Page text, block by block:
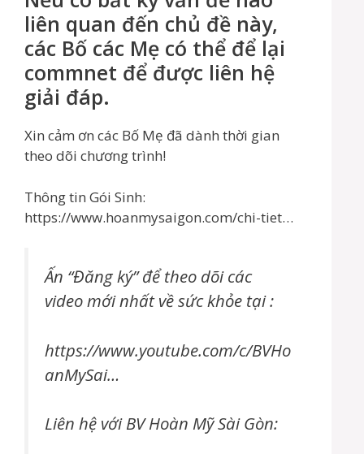
liên quan đến chủ đề này,
các Bố các Mẹ có thể để lại
commnet để được liên hệ
giải đáp.
Xin cảm ơn các Bố Mẹ đã dành thời gian
theo dõi chương trình!
Thông tin Gói Sinh:
https://www.hoanmysaigon.com/chi-tiet…
Ấn “Đăng ký” để theo dõi các
video mới nhất về sức khỏe tại :
https://www.youtube.com/c/BVHo
anMySai…
Liên hệ với BV Hoàn Mỹ Sài Gòn: